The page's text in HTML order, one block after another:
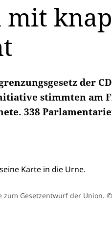
der
stimmten am
338
zum Gesetzentwurf der Union.